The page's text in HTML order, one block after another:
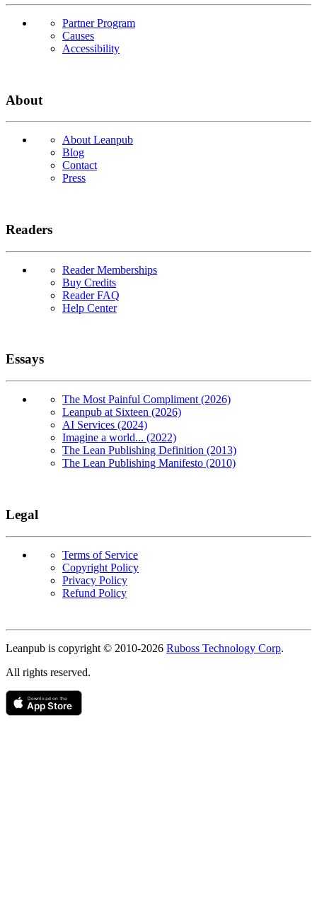
Partner Program
Causes
Accessibility
About
About Leanpub
Blog
Contact
Press
Readers
Reader Memberships
Buy Credits
Reader FAQ
Help Center
Essays
The Most Painful Compliment (2026)
Leanpub at Sixteen (2026)
AI Services (2024)
Imagine a world... (2022)
The Lean Publishing Definition (2013)
The Lean Publishing Manifesto (2010)
Legal
Terms of Service
Copyright Policy
Privacy Policy
Refund Policy
Copyright
Leanpub is copyright © 2010-2026 Ruboss Technology Corp.
All rights reserved.